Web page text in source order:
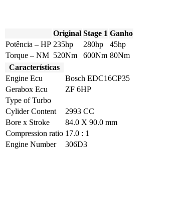
Original Stage 1 Ganho
Potência – HP 235hp 280hp
45hp
Torque – NM 520Nm 600Nm 80Nm
Características
Engine Ecu
Bosch EDC16CP35
Gerabox Ecu
ZF 6HP
Type of Turbo
Cylider Content
2993 CC
Bore x Stroke
84.0 X 90.0 mm
Compression ratio 17.0 : 1
Engine Number
306D3